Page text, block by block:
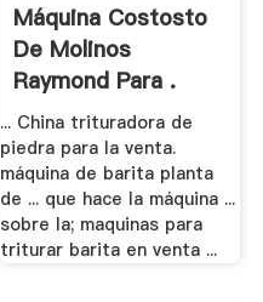
Máquina Costosto
De Molinos
Raymond Para .
... China trituradora de
piedra para la venta.
máquina de barita planta
de ... que hace la máquina ...
sobre la; maquinas para
triturar barita en venta ...